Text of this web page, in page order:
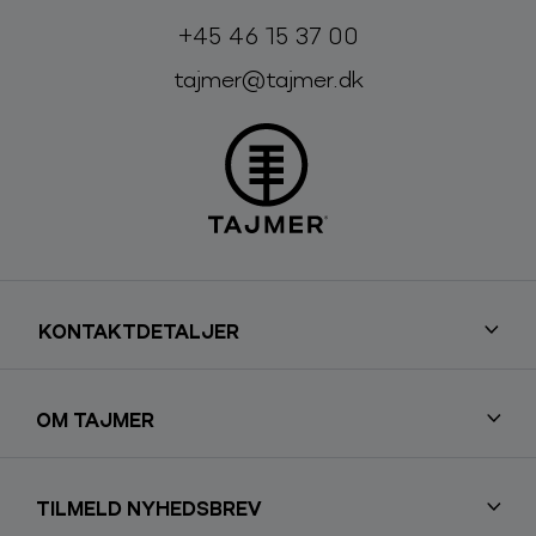
Telefon:
+45 46 15 37 00
E-mail:
tajmer@tajmer.dk
KONTAKTDETALJER
OM TAJMER
TILMELD NYHEDSBREV